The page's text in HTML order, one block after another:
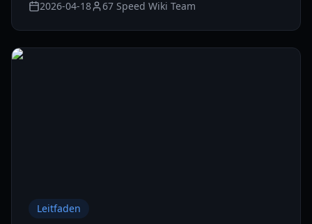
2026-04-18 67 Speed Wiki Team
Leitfaden